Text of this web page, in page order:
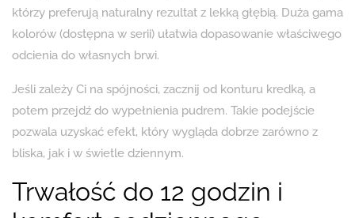
którzy preferują naturalny rezultat z lekką głębią. Duża gama
kolorów (dostępna w serii) ułatwia dopasowanie właściwego
odcienia do własnych brwi.
Jeśli zależy Ci na spójności, zacznij od konturu kredką, a
potem przejdź do wypełnienia pudrem. Takie podejście
pozwala uzyskać efekt, który wygląda dobrze zarówno z
bliska, jak i w świetle dziennym.
Trwałość do 12 godzin i